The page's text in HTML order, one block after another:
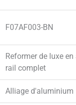
F07AF003-BN
Reformer de luxe
rail complet
Alliage d'aluminium